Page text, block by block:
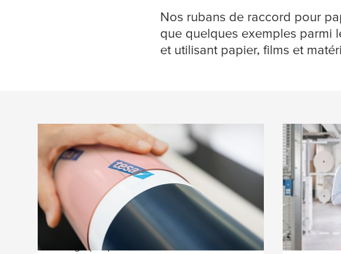
Nos rubans de raccord pour
que quelques exemples parmi
et utilisant papier, films et
Rubans de fixation de clichés
pour la flexographie
Nous proposons une gamme complète de
rubans de fixation de clichés avec support
mousse, film ou toilé pour répondre à tous
les besoins de l’impression
flexographique.
Avec la
continue.